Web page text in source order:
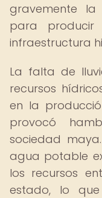
gravemente
para producir
infraestructura
La falta de
recursos
en la
provocó
sociedad
agua potable
los recursos
estado, lo